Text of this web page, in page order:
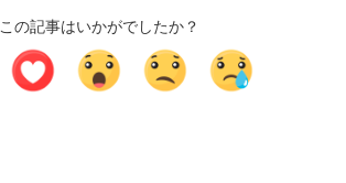
この記事はいかがでしたか？